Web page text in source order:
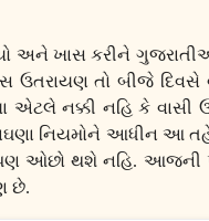
ખાસ કરીને
ઉતરાયણ તો બીજે
એટલે નક્કી નહિ કે
નિયમોને આધીન આ
ઓછો થશે નહિ. આજની
છે.